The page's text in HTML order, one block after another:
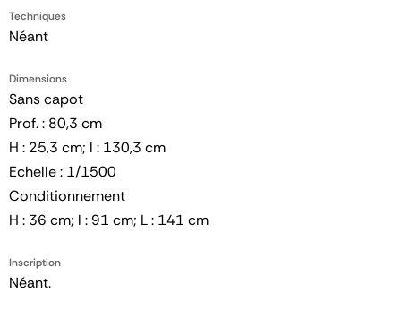
Techniques
Néant
Dimensions
Sans capot
Prof. : 80,3 cm
H : 25,3 cm; l : 130,3 cm
Echelle : 1/1500
Conditionnement
H : 36 cm; l : 91 cm; L : 141 cm
Inscription
Néant.